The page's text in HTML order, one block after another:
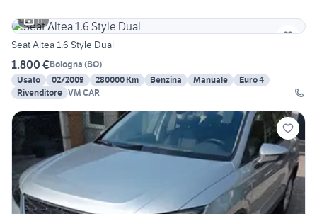
11
Seat Altea 1.6 Style Dual
1.800 €Bologna (BO)
Usato
02/2009 280000 Km Benzina Manuale
Euro 4
Rivenditore VM CAR